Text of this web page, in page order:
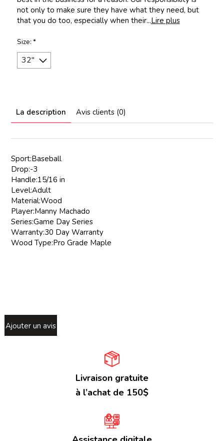
not only to make sure they have what they need, but
that you do too, especially when their...Lire plus
Size: *
La description Avis clients (0)
Sport:Baseball
Drop:-3
Handle:15/16 in
Level:Adult
Material:Wood
Player:Manny Machado
Series:Game Day Series
Warranty:30 Day Warranty
Wood Type:Pro Grade Maple
Ajouter un avis
Livraison gratuite
à l’achat de 150$